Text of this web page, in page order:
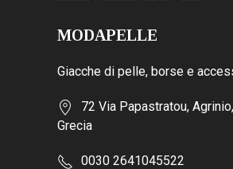
MODAPELLE
Giacche di pelle, borse e
72 Via Papastratou, Agrinio,
Grecia
0030 2641045522